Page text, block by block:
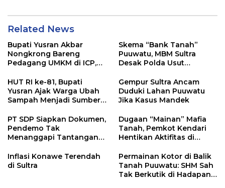
Related News
Bupati Yusran Akbar
Nongkrong Bareng
Pedagang UMKM di ICP,
Hidupkan Ekonomi
Kerakyatan
Skema “Bank Tanah”
Puuwatu, MBM Sultra
Desak Polda Usut
Kadin
HUT RI ke-81, Bupati
Yusran Ajak Warga Ubah
Sampah Menjadi Sumber
Gempur Sultra Ancam
Duduki Lahan Puuwatu
Jika Kasus Mandek
PT SDP Siapkan Dokumen,
Pendemo Tak
Menanggapi Tantangan
Dugaan “Mainan” Mafia
Tanah, Pemkot Kendari
Hentikan Aktifitas di
Inflasi Konawe Terendah
di Sultra
Permainan Kotor di Balik
Tanah Puuwatu: SHM Sah
Tak Berkutik di Hadapan